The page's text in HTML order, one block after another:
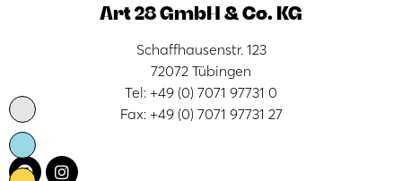
Art 28 GmbH & Co. KG
Schaffhausenstr. 123
72072 Tübingen
Tel: +49 (0) 7071 97731 0
Fax: +49 (0) 7071 97731 27